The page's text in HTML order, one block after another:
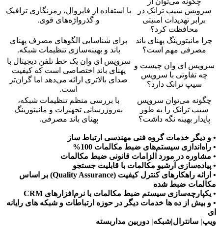
سرویس سیپ ترانک در
برابر تهدیدات امنیتی
محافظت کرد؟
با استفاده از فایروال، رمزنگاری ترافیک
و گذرواژه‌های قوی.
چرا مانیتورینگ پهنای باند
مصرفی مهم است؟
برای شناسایی الگوهای مصرف پهنای
باند و بهینه‌سازی تنظیمات شبکه.
سرویس ای وان چیست و
چه تفاوتی با سرویس
سیپ ترانک دارد؟
سرویس ای وان یک خط تلفن دیجیتال با
پهنای باند اختصاصی است که کیفیت
صدای بالاتری ارائه می‌دهد اما گران‌تر
است.
چگونه می‌توان سرویس
سیپ ترانک را به طور
پایدار بهینه نگه داشت؟
با بررسی منظم تنظیمات شبکه،
به‌روزرسانی تجهیزات و مانیتورینگ
پهنای باند مصرفی.
• و دیگر خدمات گروه فنی مهندسی ارتباط ساز
• راه‌اندازی سیستم‌های ضبط مکالمات 100%
• مشاوره در مورد الزامات قانونی ضبط مکالمات
• پیاده‌سازی آرشیو مکالمات با قابلیت جستجو
• ارائه راهکارهای کنترل کیفیت (Quality Assurance) بر اساس
مکالمات ضبط شده
• یکپارچه‌سازی سیستم ضبط مکالمات با نرم‌افزارهای CRM
• و بیش از ده ها خدمات دیگر در حوزه ارتباطات و شبکه های رایانه
ای
ویپ| سانترال|شبکه| دوربین مداربسته